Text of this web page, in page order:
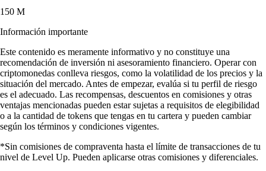
150 M
Información importante
Este contenido es meramente informativo y no constituye una
recomendación de inversión ni asesoramiento financiero. Operar con
criptomonedas conlleva riesgos, como la volatilidad de los precios y la
situación del mercado. Antes de empezar, evalúa si tu perfil de riesgo
es el adecuado. Las recompensas, descuentos en comisiones y otras
ventajas mencionadas pueden estar sujetas a requisitos de elegibilidad
o a la cantidad de tokens que tengas en tu cartera y pueden cambiar
según los términos y condiciones vigentes.
*Sin comisiones de compraventa hasta el límite de transacciones de tu
nivel de Level Up. Pueden aplicarse otras comisiones y diferenciales.